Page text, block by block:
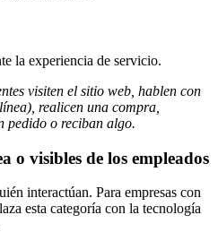
la experiencia de servicio.
visiten el sitio web, hablen con
realicen una compra,
pedido o reciban algo.
o visibles de los empleados
interactúan. Para empresas con
esta categoría con la tecnología